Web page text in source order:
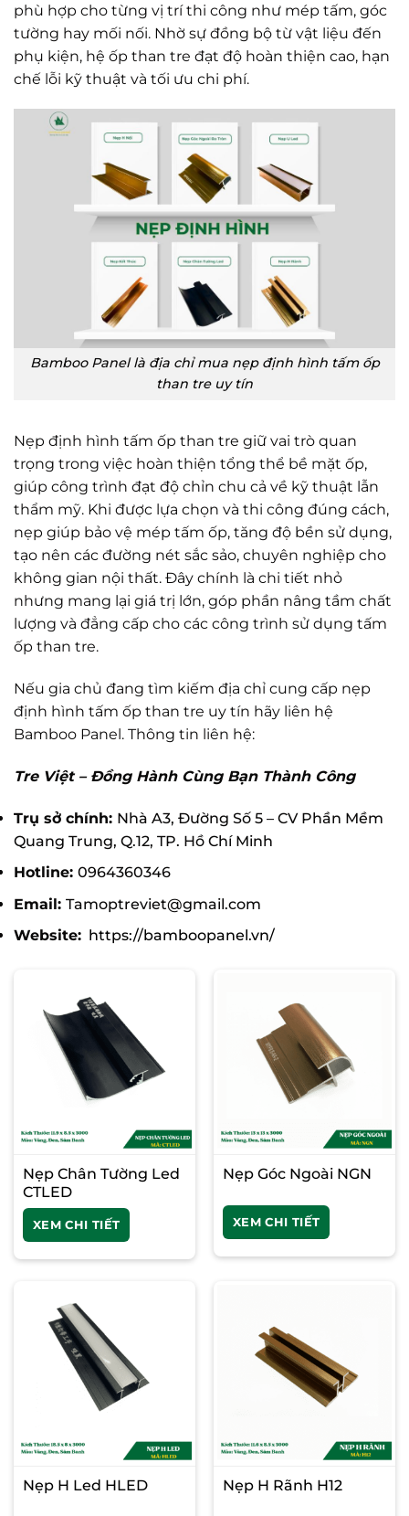
phù hợp cho từng vị trí thi công như mép tấm, góc
tường hay mối nối. Nhờ sự đồng bộ từ vật liệu đến
phụ kiện, hệ ốp than tre đạt độ hoàn thiện cao, hạn
chế lỗi kỹ thuật và tối ưu chi phí.
Bamboo Panel là địa chỉ mua nẹp định hình tấm ốp
than tre uy tín
Nẹp định hình tấm ốp than tre giữ vai trò quan
trọng trong việc hoàn thiện tổng thể bề mặt ốp,
giúp công trình đạt độ chỉn chu cả về kỹ thuật lẫn
thẩm mỹ. Khi được lựa chọn và thi công đúng cách,
nẹp giúp bảo vệ mép tấm ốp, tăng độ bền sử dụng,
tạo nên các đường nét sắc sảo, chuyên nghiệp cho
không gian nội thất. Đây chính là chi tiết nhỏ
nhưng mang lại giá trị lớn, góp phần nâng tầm chất
lượng và đẳng cấp cho các công trình sử dụng tấm
ốp than tre.
Nếu gia chủ đang tìm kiếm địa chỉ cung cấp nẹp
định hình tấm ốp than tre uy tín hãy liên hệ
Bamboo Panel. Thông tin liên hệ:
Tre Việt – Đồng Hành Cùng Bạn Thành Công
Trụ sở chính: Nhà A3, Đường Số 5 – CV Phần Mềm
Quang Trung, Q.12, TP. Hồ Chí Minh
Hotline: 0964360346
Email: Tamoptreviet@gmail.com
Website: https://bamboopanel.vn/
Nẹp Chân Tường Led
CTLED
XEM CHI TIẾT
Nẹp Góc Ngoài NGN
XEM CHI TIẾT
Nẹp H Led HLED Nẹp H Rãnh H12